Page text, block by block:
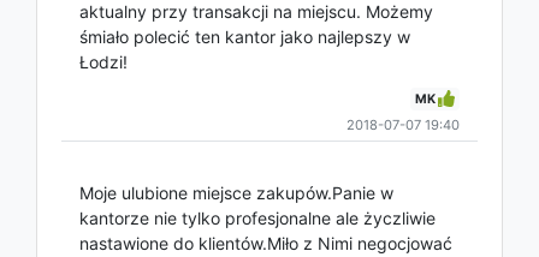
aktualny przy transakcji na miejscu. Możemy
śmiało polecić ten kantor jako najlepszy w
Łodzi!
MK
2018-07-07 19:40
Moje ulubione miejsce zakupów.Panie w
kantorze nie tylko profesjonalne ale życzliwie
nastawione do klientów.Miło z Nimi negocjować